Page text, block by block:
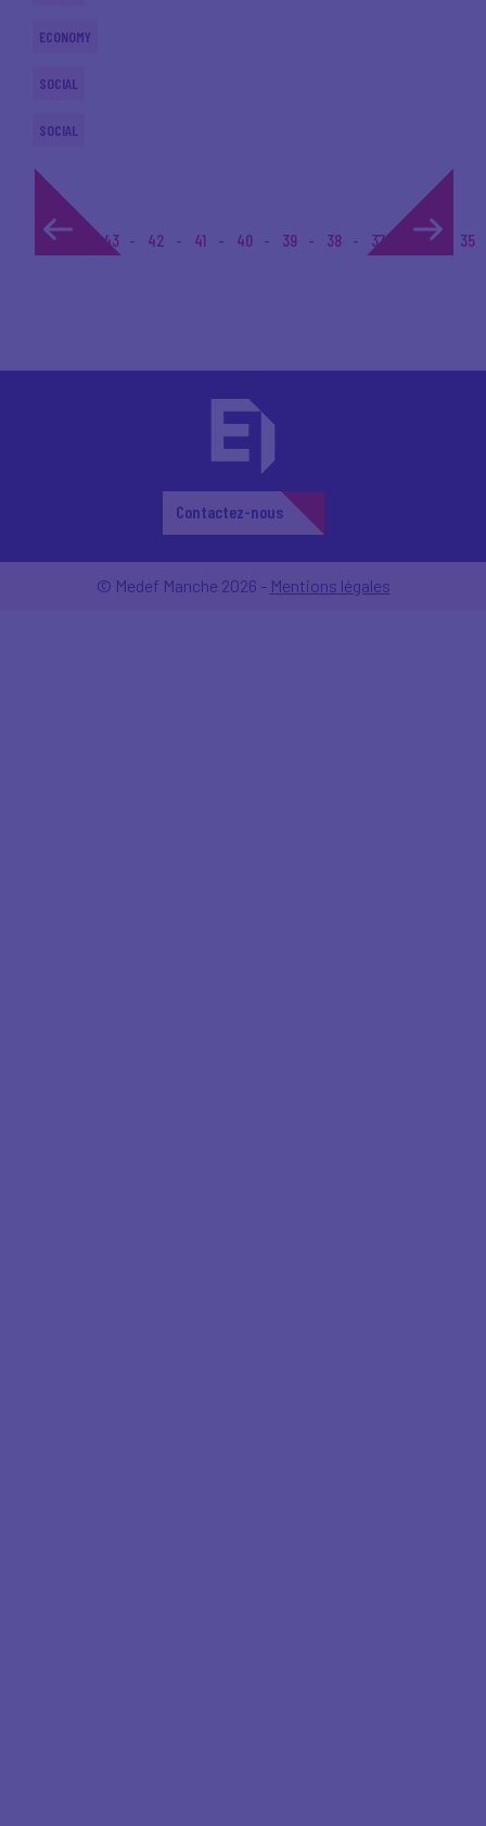
ECONOMY
SOCIAL
SOCIAL
1... 43 42 41 40 39 38 37 36 35
Contactez-nous
© Medef Manche 2026 - Mentions légales